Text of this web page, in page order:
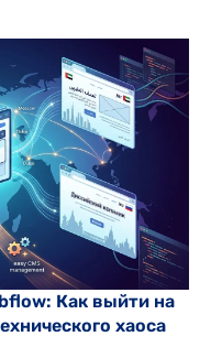
Как выйти на
хаоса